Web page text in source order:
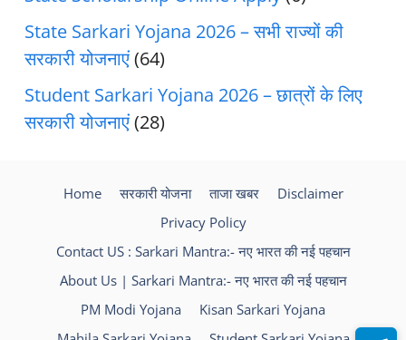
State Sarkari Yojana 2026 – सभी राज्यों की
सरकारी योजनाएं(64)
Student Sarkari Yojana 2026 – छात्रों के लिए
सरकारी योजनाएं(28)
Home सरकारी योजना ताजा खबर
Disclaimer
Privacy Policy
Contact US : Sarkari Mantra:- नए भारत की नई पहचान
About Us | Sarkari Mantra:- नए भारत की नई पहचान
PM Modi Yojana
Kisan Sarkari Yojana